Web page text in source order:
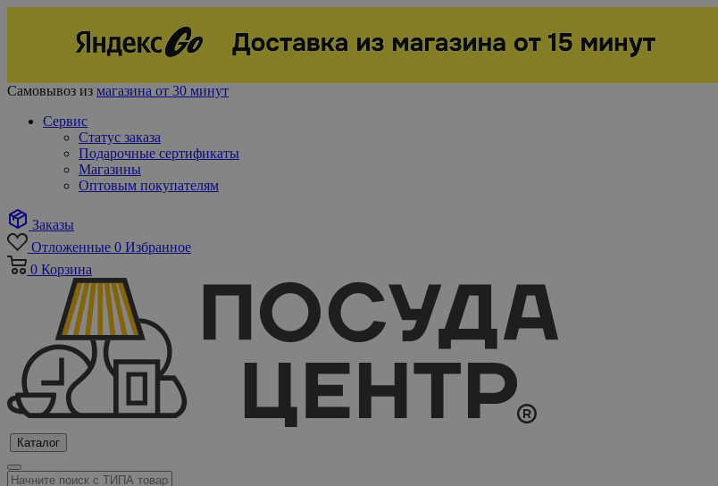
Самовывоз из магазина от 30 минут
Сервис
Статус заказа
Подарочные сертификаты
Магазины
Оптовым покупателям
Заказы
Отложенные 0 Избранное
0 Корзина
Каталог